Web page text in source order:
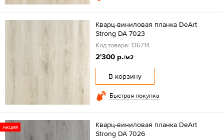
Кварц-виниловая планка DeArt
Strong DA 7023
Код товара: 136714
2'300 р./м2
В корзину
Быстрая покупка
Акция
Кварц-виниловая планка DeArt
Strong DA 7026